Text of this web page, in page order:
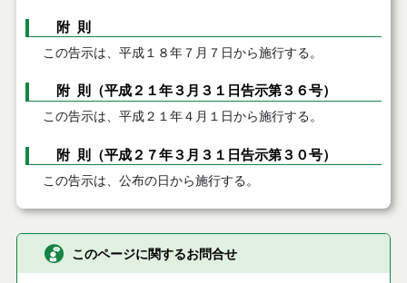
附 則
この告示は、平成１８年７月７日から施行する。
附 則（平成２１年３月３１日告示第３６号）
この告示は、平成２１年４月１日から施行する。
附 則（平成２７年３月３１日告示第３０号）
この告示は、公布の日から施行する。
このページに関するお問合せ